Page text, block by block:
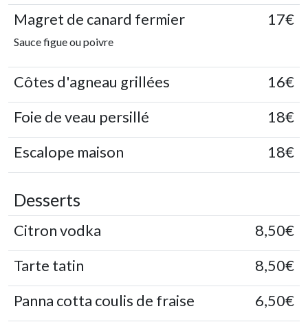
Magret de canard fermier
Sauce figue ou poivre
17€
Côtes d'agneau grillées
16€
Foie de veau persillé
18€
Escalope maison
18€
Desserts
Citron vodka
8,50€
Tarte tatin
8,50€
Panna cotta coulis de fraise
6,50€